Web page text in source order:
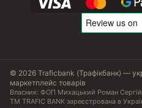
© 2026 Traficbank (Трафікбанк) —
маркетплейс товарів
Власник: ФОП Михацький Роман
ТМ TRAFIC BANK зареєстрована в